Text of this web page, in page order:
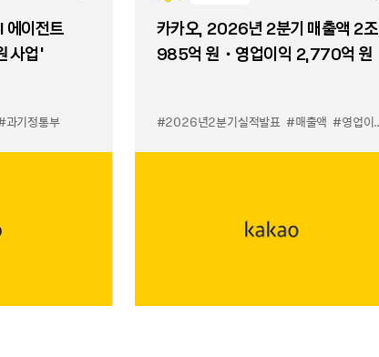
우미우 입점
에이전트
사업’
과기정통부
카카오, 2026년 2분기 매출액 2조
985억 원・영업이익 2,770억 원
#2026년2분기실적발표 #매출액 #영업이익